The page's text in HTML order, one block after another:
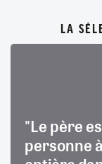
LA
"Le père
personne